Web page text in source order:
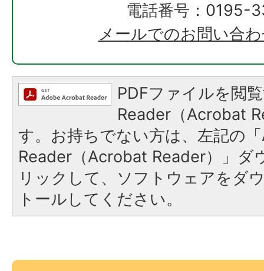
電話番号：0195-
メールでのお問い合
PDFファイルを閲
Reader（Acrobat
す。お持ちでない方は、左記の
Reader（Acrobat Reader）」ダ
リックして、ソフトウェアをダ
トールしてください。